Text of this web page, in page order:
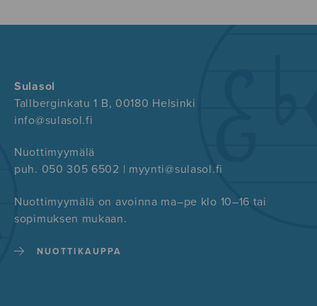
Sulasol
Tallberginkatu 1 B, 00180 Helsinki
info@sulasol.fi
Nuottimyymälä
puh. 050 305 6502 | myynti@sulasol.fi
Nuottimyymälä on avoinna ma–pe klo 10–16 tai
sopimuksen mukaan.
NUOTTIKAUPPA